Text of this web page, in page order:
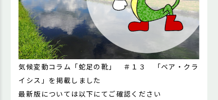
気候変動コラム「蛇足の靴」 ＃１３ 「ベア・クラ
イシス」を掲載しました
最新版については以下にてご確認ください